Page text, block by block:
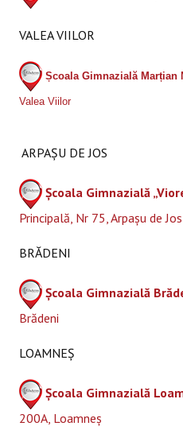
VALEA VIILOR
Școala Gimnazială Marțian
Valea Viilor
ARPAȘU DE JOS
Școala Gimnazială
Principală, Nr 75, Arpașu de Jos
BRĂDENI
Școala Gimnazială
Brădeni
LOAMNEȘ
Școala Gimnazială
200A, Loamneș